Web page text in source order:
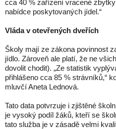
cca 40 % zařízení vracené
nabídce poskytovaných jídel.“
Vláda v otevřených dveřích
Školy mají ze zákona povinnost
jídlo. Zároveň ale platí, že ne
dovolit chodit). „Ze statistik
přihlášeno cca 85 % strávníků,“
mluvčí Aneta Lednová.
Tato data potvrzuje i zjištěné
je vysoký podíl žáků, kteří se
tato služba je v zásadě velmi